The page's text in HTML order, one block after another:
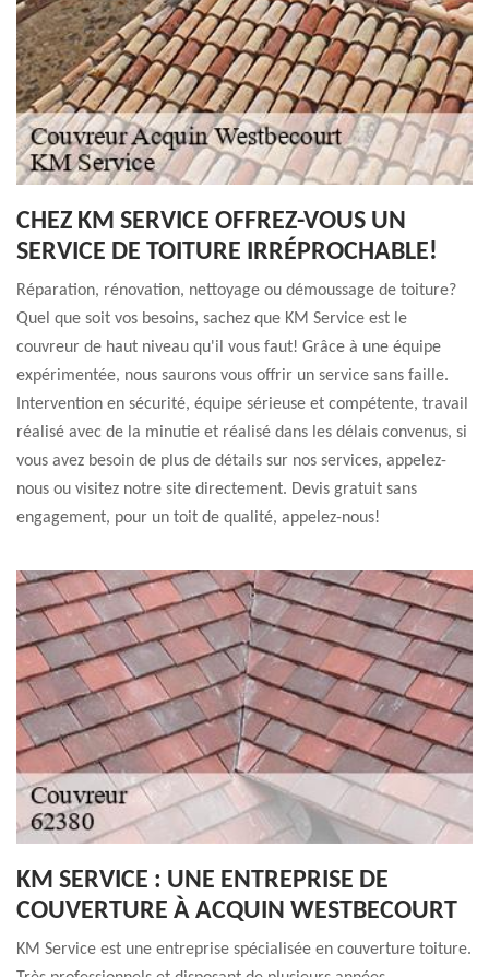
CHEZ KM SERVICE OFFREZ-VOUS UN
SERVICE DE TOITURE IRRÉPROCHABLE!
Réparation, rénovation, nettoyage ou démoussage de toiture?
Quel que soit vos besoins, sachez que KM Service est le
couvreur de haut niveau qu'il vous faut! Grâce à une équipe
expérimentée, nous saurons vous offrir un service sans faille.
Intervention en sécurité, équipe sérieuse et compétente, travail
réalisé avec de la minutie et réalisé dans les délais convenus, si
vous avez besoin de plus de détails sur nos services, appelez-
nous ou visitez notre site directement. Devis gratuit sans
engagement, pour un toit de qualité, appelez-nous!
KM SERVICE : UNE ENTREPRISE DE
COUVERTURE À ACQUIN WESTBECOURT
KM Service est une entreprise spécialisée en couverture toiture.